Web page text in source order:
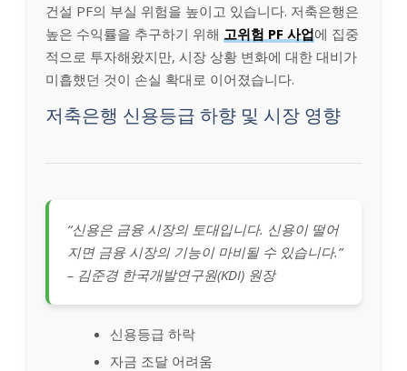
건설 PF의 부실 위험을 높이고 있습니다. 저축은행은
높은 수익률을 추구하기 위해 고위험 PF 사업에 집중
적으로 투자해왔지만, 시장 상황 변화에 대한 대비가
미흡했던 것이 손실 확대로 이어졌습니다.
저축은행 신용등급 하향 및 시장 영향
“신용은 금융 시장의 토대입니다. 신용이 떨어
지면 금융 시장의 기능이 마비될 수 있습니다.”
– 김준경 한국개발연구원(KDI) 원장
신용등급 하락
자금 조달 어려움